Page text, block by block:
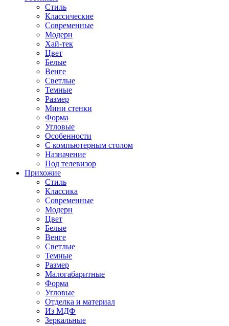
Стиль
Классические
Современные
Модерн
Хай-тек
Цвет
Белые
Венге
Светлые
Темные
Размер
Мини стенки
Форма
Угловые
Особенности
С компьютерным столом
Назначение
Под телевизор
Прихожие
Стиль
Классика
Современные
Модерн
Цвет
Белые
Венге
Светлые
Темные
Размер
Малогабаритные
Форма
Угловые
Отделка и материал
Из МДФ
Зеркальные